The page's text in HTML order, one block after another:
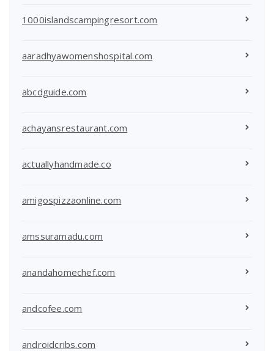
1000islandscampingresort.com
aaradhyawomenshospital.com
abcdguide.com
achayansrestaurant.com
actuallyhandmade.co
amigospizzaonline.com
amssuramadu.com
anandahomechef.com
andcofee.com
androidcribs.com